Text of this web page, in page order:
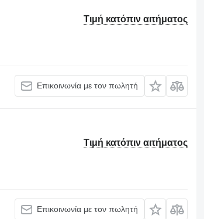
Τιμή κατόπιν αιτήματος
Επικοινωνία με τον πωλητή
Τιμή κατόπιν αιτήματος
Επικοινωνία με τον πωλητή